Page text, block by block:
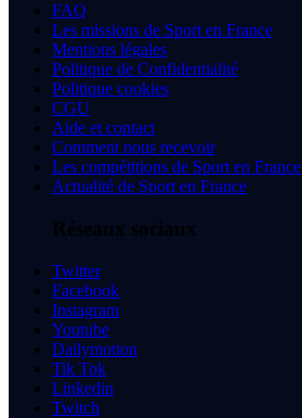
FAQ
Les missions de Sport en France
Mentions légales
Politique de Confidentialité
Politique cookies
CGU
Aide et contact
Comment nous recevoir
Les compétitions de Sport en France
Actualité de Sport en France
Réseaux sociaux
Twitter
Facebook
Instagram
Youtube
Dailymotion
Tik Tok
Linkedin
Twitch